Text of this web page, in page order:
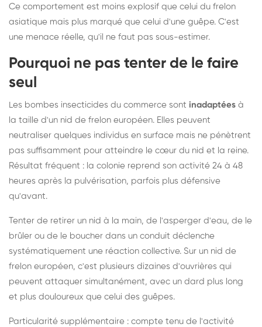
Ce comportement est moins explosif que celui du frelon
asiatique mais plus marqué que celui d'une guêpe. C'est
une menace réelle, qu'il ne faut pas sous-estimer.
Pourquoi ne pas tenter de le faire
seul
Les bombes insecticides du commerce sont inadaptées à
la taille d'un nid de frelon européen. Elles peuvent
neutraliser quelques individus en surface mais ne pénètrent
pas suffisamment pour atteindre le cœur du nid et la reine.
Résultat fréquent : la colonie reprend son activité 24 à 48
heures après la pulvérisation, parfois plus défensive
qu'avant.
Tenter de retirer un nid à la main, de l'asperger d'eau, de le
brûler ou de le boucher dans un conduit déclenche
systématiquement une réaction collective. Sur un nid de
frelon européen, c'est plusieurs dizaines d'ouvrières qui
peuvent attaquer simultanément, avec un dard plus long
et plus douloureux que celui des guêpes.
Particularité supplémentaire : compte tenu de l'activité